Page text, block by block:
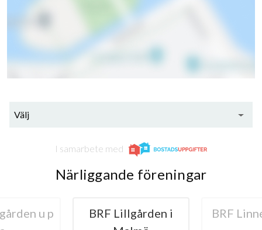
30
Välj
I samarbete med
Närliggande föreningar
i
BRF Linnéagården BRF